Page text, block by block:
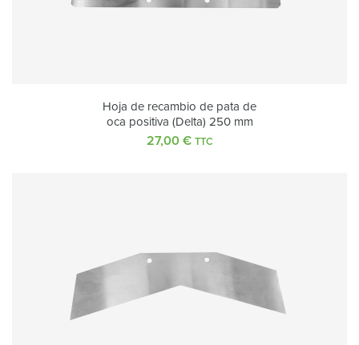
Hoja de recambio de pata de
oca positiva (Delta) 250 mm
27,00 € TTC